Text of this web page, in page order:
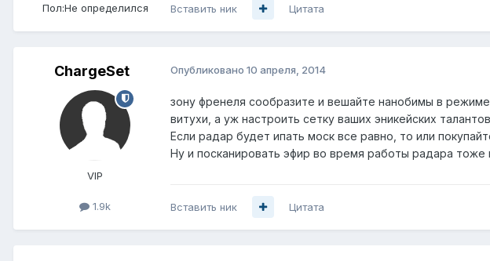
Пол:Не определился Вставить ник Цитата
ChargeSet
VIP
1.9k
Опубликовано 10 апреля, 2014
зону френеля сообразите и вешайте нанобимы в
витухи, а уж настроить сетку ваших эникейских
Если радар будет ипать моск все равно, то или
Ну и посканировать эфир во время работы радара
Вставить ник Цитата